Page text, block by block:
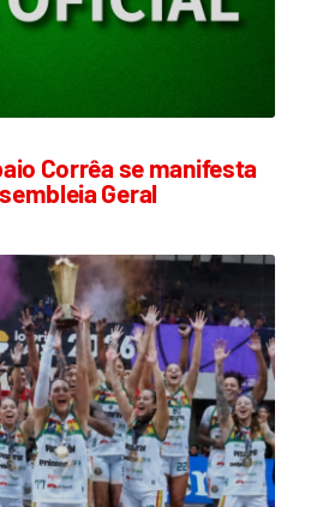
Corrêa se manifesta
Geral